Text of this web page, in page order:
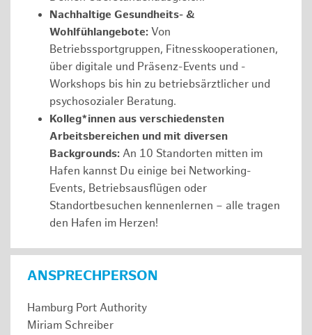
Nachhaltige Gesundheits- &
Wohlfühlangebote: Von
Betriebssportgruppen, Fitnesskooperationen,
über digitale und Präsenz-Events und -
Workshops bis hin zu betriebsärztlicher und
psychosozialer Beratung.
Kolleg*innen aus verschiedensten
Arbeitsbereichen und mit diversen
Backgrounds: An 10 Standorten mitten im
Hafen kannst Du einige bei Networking-
Events, Betriebsausflügen oder
Standortbesuchen kennenlernen – alle tragen
den Hafen im Herzen!
ANSPRECHPERSON
Hamburg Port Authority
Miriam Schreiber